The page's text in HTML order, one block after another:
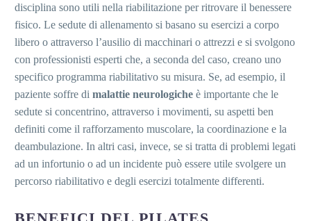
disciplina sono utili nella riabilitazione per ritrovare il benessere
fisico. Le sedute di allenamento si basano su esercizi a corpo
libero o attraverso l’ausilio di macchinari o attrezzi e si svolgono
con professionisti esperti che, a seconda del caso, creano uno
specifico programma riabilitativo su misura. Se, ad esempio, il
paziente soffre di malattie neurologiche è importante che le
sedute si concentrino, attraverso i movimenti, su aspetti ben
definiti come il rafforzamento muscolare, la coordinazione e la
deambulazione. In altri casi, invece, se si tratta di problemi legati
ad un infortunio o ad un incidente può essere utile svolgere un
percorso riabilitativo e degli esercizi totalmente differenti.